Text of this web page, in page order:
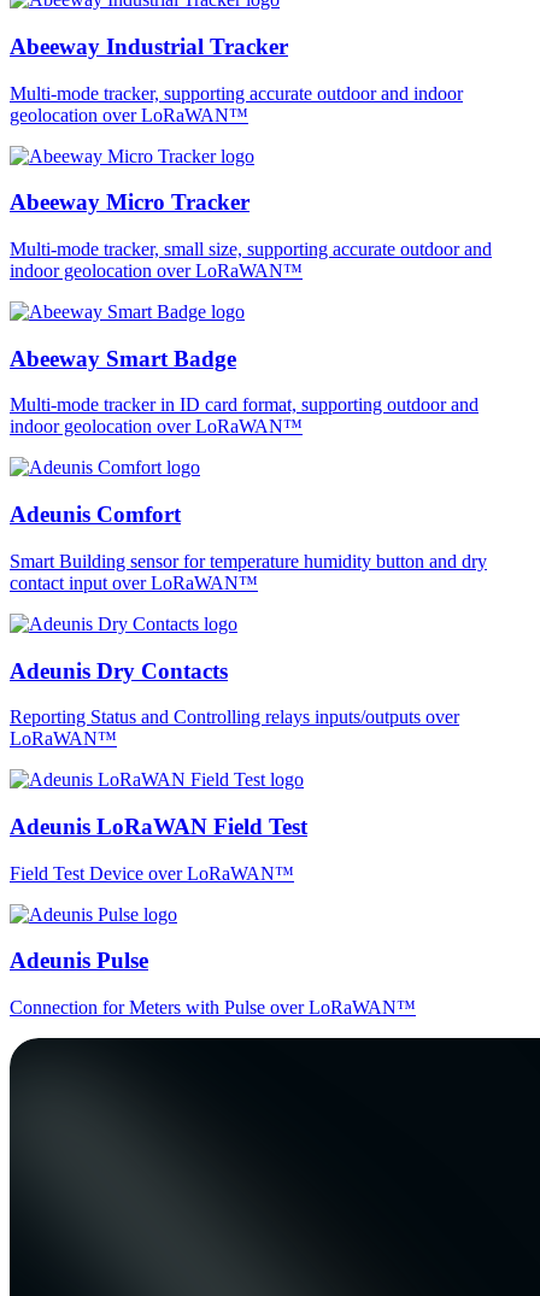
Abeeway Industrial Tracker
Multi-mode tracker, supporting accurate outdoor and indoor
geolocation over LoRaWAN™
Abeeway Micro Tracker
Multi-mode tracker, small size, supporting accurate outdoor and
indoor geolocation over LoRaWAN™
Abeeway Smart Badge
Multi-mode tracker in ID card format, supporting outdoor and
indoor geolocation over LoRaWAN™
Adeunis Comfort
Smart Building sensor for temperature humidity button and dry
contact input over LoRaWAN™
Adeunis Dry Contacts
Reporting Status and Controlling relays inputs/outputs over
LoRaWAN™
Adeunis LoRaWAN Field Test
Field Test Device over LoRaWAN™
Adeunis Pulse
Connection for Meters with Pulse over LoRaWAN™